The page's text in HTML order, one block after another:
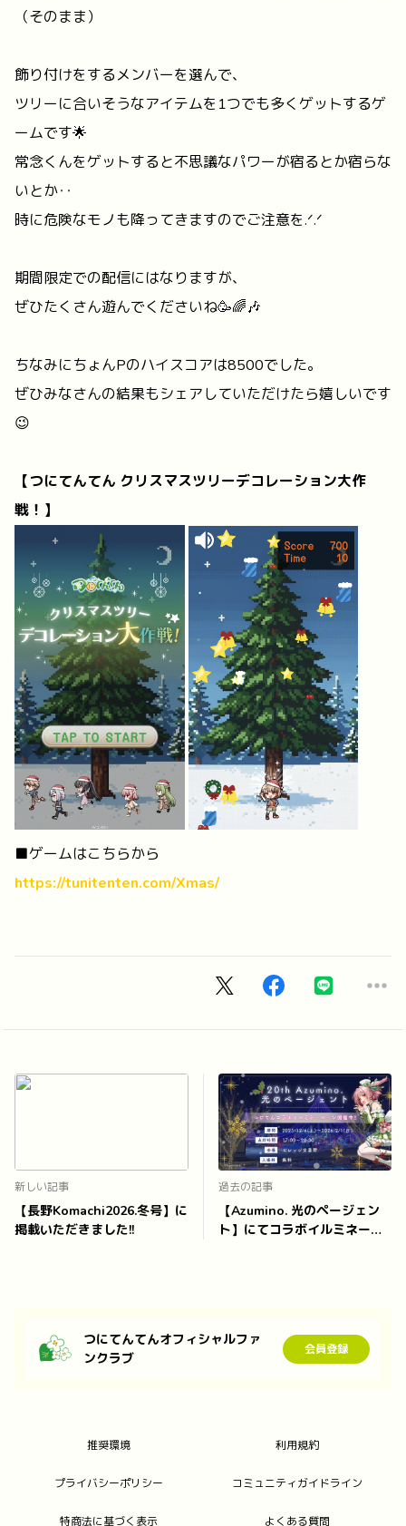
（そのまま）
飾り付けをするメンバーを選んで、
ツリーに合いそうなアイテムを1つでも多くゲットするゲ
ームです🌟
常念くんをゲットすると不思議なパワーが宿るとか宿らな
いとか‥
時に危険なモノも降ってきますのでご注意を.ᐟ.ᐟ
期間限定での配信にはなりますが、
ぜひたくさん遊んでくださいね🥳🌈🎶
ちなみにちょんPのハイスコアは8500でした。
ぜひみなさんの結果もシェアしていただけたら嬉しいです
😉
【つにてんてん クリスマスツリーデコレーション大作
戦！】
■ゲームはこちらから
https://tunitenten.com/Xmas/
新しい記事
【長野Komachi2026.冬号】に
掲載いただきました!!
過去の記事
【Azumino. 光のページェン
ト】にてコラボイルミネーシ
つにてんてんオフィシャルファ
ンクラブ
会員登録
推奨環境 利用規約
プライバシーポリシー コミュニティガイドライン
特商法に基づく表示 よくある質問